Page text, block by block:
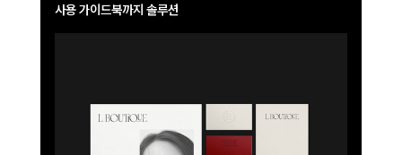
사용 가이드북까지 솔루션